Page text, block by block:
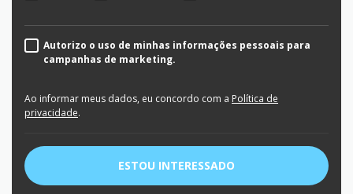
Autorizo o uso de minhas informações pessoais para
campanhas de marketing.
Ao informar meus dados, eu concordo com a Política de
privacidade.
ESTOU INTERESSADO